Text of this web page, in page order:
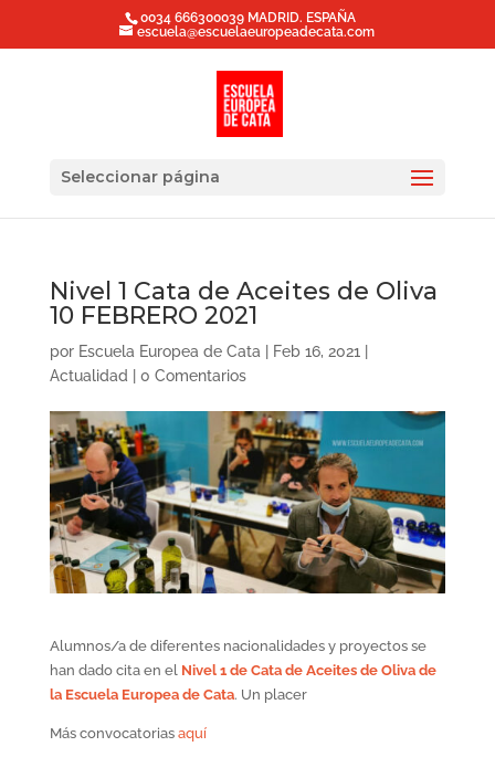
0034 666300039 MADRID. ESPAÑA
escuela@escuelaeuropeadecata.com
Seleccionar página
Nivel 1 Cata de Aceites de Oliva
10 FEBRERO 2021
por Escuela Europea de Cata Feb 16, 2021
Actualidad
0 Comentarios
Alumnos/a de diferentes nacionalidades y proyectos se
han dado cita en el Nivel 1 de Cata de Aceites de Oliva de
la Escuela Europea de Cata. Un placer
Más convocatorias aquí